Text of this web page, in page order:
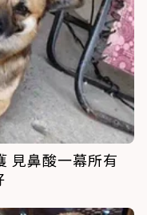
見鼻酸一幕所有